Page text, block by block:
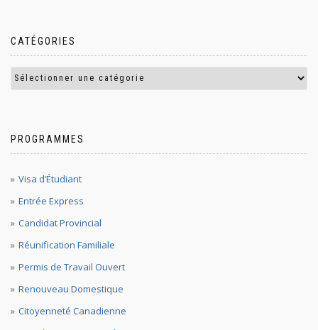
CATÉGORIES
PROGRAMMES
Visa d’Étudiant
Entrée Express
Candidat Provincial
Réunification Familiale
Permis de Travail Ouvert
Renouveau Domestique
Citoyenneté Canadienne